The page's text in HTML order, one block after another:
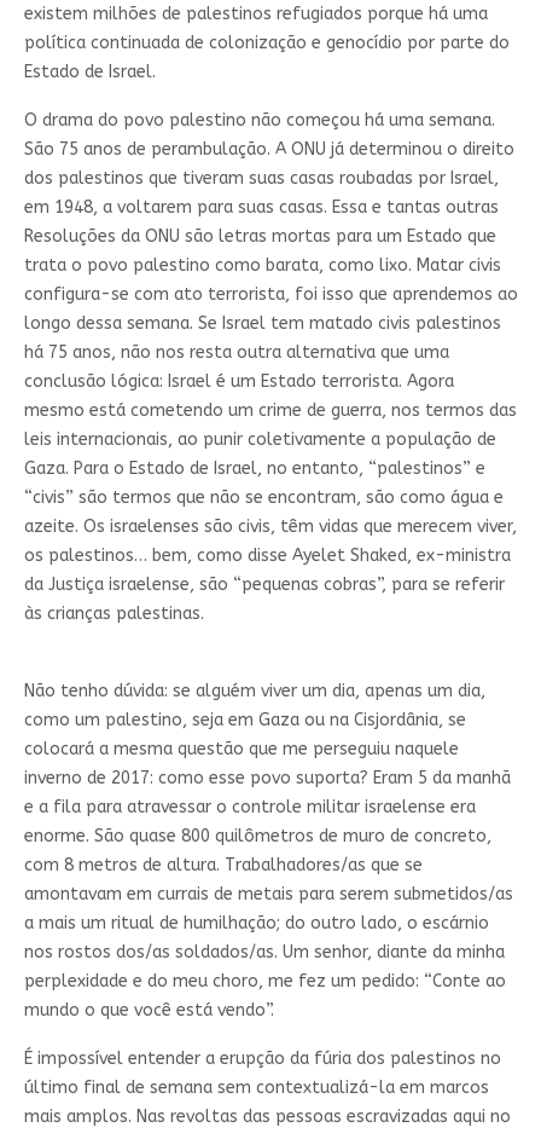
existem milhões de palestinos refugiados porque há uma
política continuada de colonização e genocídio por parte do
Estado de Israel.
O drama do povo palestino não começou há uma semana.
São 75 anos de perambulação. A ONU já determinou o direito
dos palestinos que tiveram suas casas roubadas por Israel,
em 1948, a voltarem para suas casas. Essa e tantas outras
Resoluções da ONU são letras mortas para um Estado que
trata o povo palestino como barata, como lixo. Matar civis
configura-se com ato terrorista, foi isso que aprendemos ao
longo dessa semana. Se Israel tem matado civis palestinos
há 75 anos, não nos resta outra alternativa que uma
conclusão lógica: Israel é um Estado terrorista. Agora
mesmo está cometendo um crime de guerra, nos termos das
leis internacionais, ao punir coletivamente a população de
Gaza. Para o Estado de Israel, no entanto, “palestinos” e
“civis” são termos que não se encontram, são como água e
azeite. Os israelenses são civis, têm vidas que merecem viver,
os palestinos… bem, como disse Ayelet Shaked, ex-ministra
da Justiça israelense, são “pequenas cobras”, para se referir
às crianças palestinas.
Não tenho dúvida: se alguém viver um dia, apenas um dia,
como um palestino, seja em Gaza ou na Cisjordânia, se
colocará a mesma questão que me perseguiu naquele
inverno de 2017: como esse povo suporta? Eram 5 da manhã
e a fila para atravessar o controle militar israelense era
enorme. São quase 800 quilômetros de muro de concreto,
com 8 metros de altura. Trabalhadores/as que se
amontavam em currais de metais para serem submetidos/as
a mais um ritual de humilhação; do outro lado, o escárnio
nos rostos dos/as soldados/as. Um senhor, diante da minha
perplexidade e do meu choro, me fez um pedido: “Conte ao
mundo o que você está vendo”.
É impossível entender a erupção da fúria dos palestinos no
último final de semana sem contextualizá-la em marcos
mais amplos. Nas revoltas das pessoas escravizadas aqui no